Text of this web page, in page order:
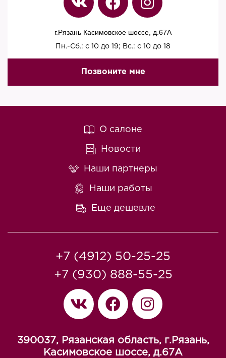
г.Рязань Касимовское шоссе, д.67A
Пн.-Сб.: с 10 до 19; Вс.: с 10 до 18
Позвоните мне
О салоне
Новости
Наши партнеры
Наши работы
Еще дешевле
+7 (4912) 50-25-25
+7 (930) 888-55-25
390037, Рязанская область, г.Рязань,
Касимовское шоссе, д.67A